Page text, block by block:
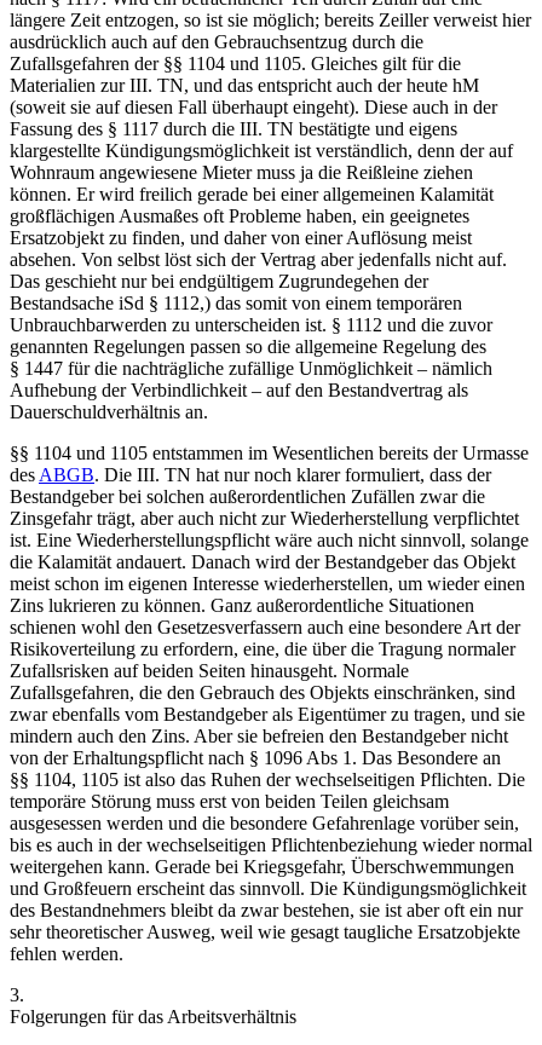
längere Zeit entzogen, so ist sie möglich; bereits Zeillerverweist hier
ausdrücklich auch auf den Gebrauchsentzug durch die
Zufallsgefahren der §§ 1104 und 1105. Gleiches gilt für die
Materialien zur III. TN, und das entspricht auch der heute hM
(soweit sie auf diesen Fall überhaupt eingeht). Diese auch in der
Fassung des § 1117 durch die III. TN bestätigte und eigens
klargestellte Kündigungsmöglichkeit ist verständlich, denn der auf
Wohnraum angewiesene Mieter muss ja die Reißleine ziehen
können. Er wird freilich gerade bei einer allgemeinen Kalamität
großflächigen Ausmaßes oft Probleme haben, ein geeignetes
Ersatzobjekt zu finden, und daher von einer Auflösung meist
absehen. Von selbst löst sich der Vertrag aber jedenfalls nicht auf.
Das geschieht nur bei endgültigem Zugrundegehen der
Bestandsache iSd § 1112,) das somit von einem temporären
Unbrauchbarwerden zu unterscheiden ist. § 1112 und die zuvor
genannten Regelungen passen so die allgemeine Regelung des
§ 1447 für die nachträgliche zufällige Unmöglichkeit – nämlich
Aufhebung der Verbindlichkeit – auf den Bestandvertrag als
Dauerschuldverhältnis an.
§§ 1104 und 1105 entstammen im Wesentlichen bereits derUrmasse
des ABGB. Die III. TN hat nur noch klarer formuliert, dass der
Bestandgeber bei solchen außerordentlichen Zufällen zwar die
Zinsgefahrträgt, aber auch nicht zur Wiederherstellung verpflichtet
ist. Eine Wiederherstellungspflicht wäre auch nicht sinnvoll, solange
die Kalamität andauert. Danach wird der Bestandgeber das Objekt
meist schon im eigenen Interesse wiederherstellen, um wieder einen
Zins lukrieren zu können. Ganz außerordentliche Situationen
schienen wohl den Gesetzesverfassern auch eine besondere Art der
Risikoverteilung zu erfordern, eine, die über die Tragung normaler
Zufallsrisken auf beiden Seiten hinausgeht. Normale
Zufallsgefahren, die den Gebrauch des Objekts einschränken, sind
zwar ebenfalls vom Bestandgeber als Eigentümerzu tragen, und sie
mindern auch den Zins. Aber sie befreien den Bestandgeber nicht
von derErhaltungspflicht nach § 1096 Abs 1. Das Besondere an
§§ 1104, 1105 ist also das Ruhen der wechselseitigen Pflichten. Die
temporäre Störung muss erst von beiden Teilen gleichsam
ausgesessen werden und die besondere Gefahrenlage vorüber sein,
bis es auch in der wechselseitigen Pflichtenbeziehung wieder normal
weitergehen kann. Gerade bei Kriegsgefahr, Überschwemmungen
und Großfeuern erscheint das sinnvoll. Die Kündigungsmöglichkeit
des Bestandnehmers bleibt da zwar bestehen, sie ist aber oft ein nur
sehr theoretischer Ausweg, weil wie gesagt taugliche Ersatzobjekte
fehlen werden.
3.
Folgerungen für das Arbeitsverhältnis